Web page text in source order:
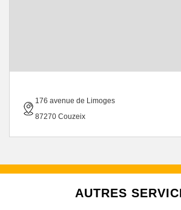
176 avenue de Limoges
87270 Couzeix
AUTRES